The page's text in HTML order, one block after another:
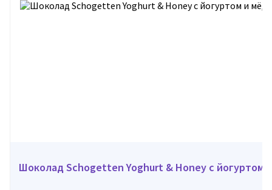
Шоколад Schogetten Yoghurt & Honey с йогуртом